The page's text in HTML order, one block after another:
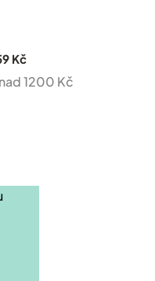
Kč
1200 Kč